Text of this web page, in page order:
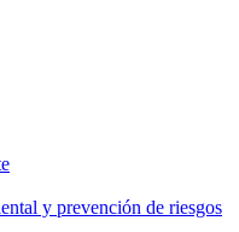
y prevención de riesgos